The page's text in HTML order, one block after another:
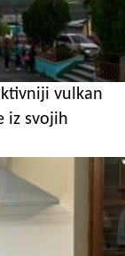
vulkan
iz svojih